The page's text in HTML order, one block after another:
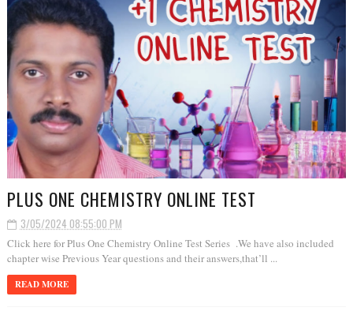
PLUS ONE CHEMISTRY ONLINE TEST
3/05/2024 08:55:00 PM
Click here for Plus One Chemistry Online Test Series .We have also included
chapter wise Previous Year questions and their answers,that’ll ...
READ MORE